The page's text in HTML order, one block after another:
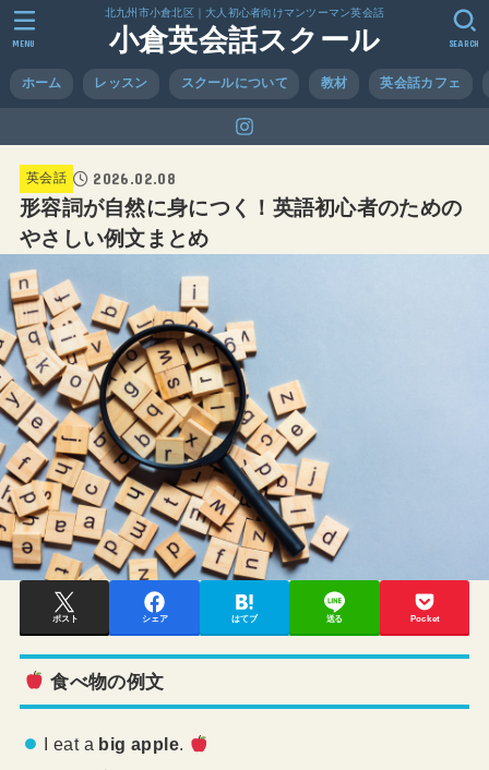
北九州市小倉北区｜大人初心者向けマンツーマン英会話
小倉英会話スクール
ホーム レッスン スクールについて 教材 英会話カフェ
SEARCH
MENU
英会話 2026.02.08
形容詞が自然に身につく！英語初心者のための
やさしい例文まとめ
ポスト シェア はてブ 送る Pocket
食べ物の例文
I eat a big apple.